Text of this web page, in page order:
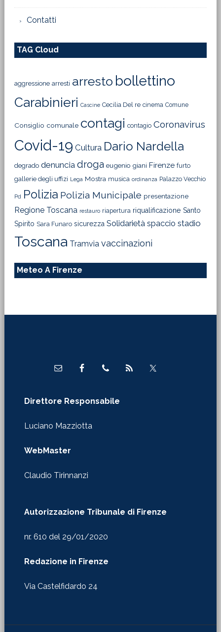
Contatti
TAG Cloud
aggressione arresti arresto bollettino
Carabinieri Cascine Cecilia Del re cinema Comune
Consiglio comunale contagi contagio Coronavirus
Covid-19 Cultura Dario Nardella
degrado denuncia droga eugenio giani Firenze furto
gallerie degli uffizi Lega Mostra musica ordinanza Palazzo Vecchio
Pd Polizia Polizia Municipale presentazione
Regione Toscana restauro riapertura riqualificazione Santo
Spirito Sara Funaro sicurezza Solidarietà spaccio stadio
Toscana Tramvia vaccinazioni
Meteo A Firenze
Direttore Responsabile
Luciano Mazziotta
WebMaster
Claudio Tirinnanzi
Autorizzazione Tribunale di Firenze
nr. 610 del 29/01/2020
Redazione in Firenze
Via Castelfidardo 24